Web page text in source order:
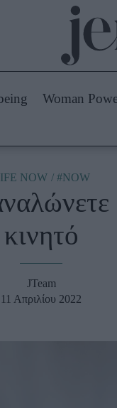
Woman
NOW #NOW
κινητό
JTeam
11 Απριλίου 2022